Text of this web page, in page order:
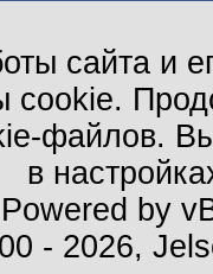
сайта и
cookie.
файлов.
в
Powered by
- 2026,